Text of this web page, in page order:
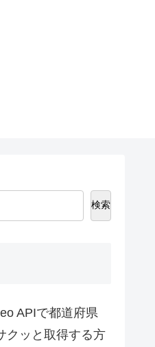
検索
APIで都道府県
クッと取得する方